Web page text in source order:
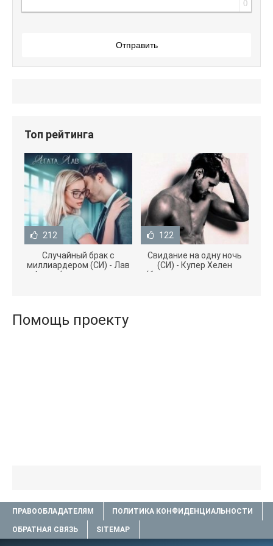
0
Отправить
Топ рейтинга
212
Случайный брак с
миллиардером (СИ) - Лав
Агата (полная версия
122
Свидание на одну ночь
(СИ) - Купер Хелен
(бесплатные серии книг
Помощь проекту
ПРАВООБЛАДАТЕЛЯМ ПОЛИТИКА КОНФИДЕНЦИАЛЬНОСТИ
ОБРАТНАЯ СВЯЗЬ SITEMAP